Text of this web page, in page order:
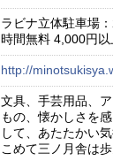
ラビナ立体駐車場
時間無料 4,000円
http://
文具、手芸用品、
もの、懐かしさを
して、あたたかい
こめて三ノ月舎は歩